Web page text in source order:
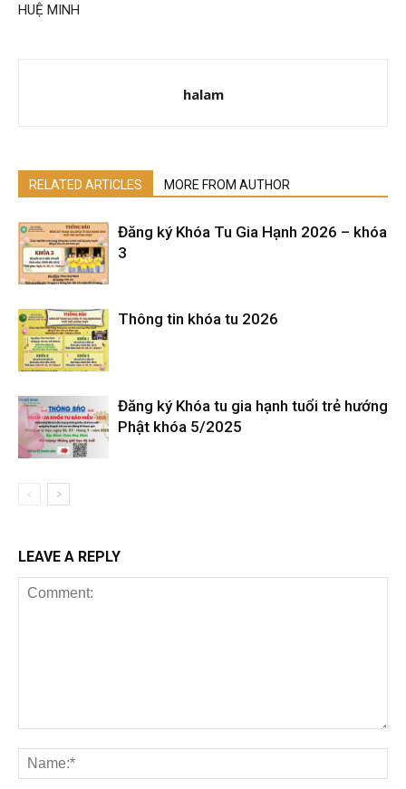
HUỆ MINH
halam
RELATED ARTICLES MORE FROM AUTHOR
Đăng ký Khóa Tu Gia Hạnh 2026 – khóa
3
Thông tin khóa tu 2026
Đăng ký Khóa tu gia hạnh tuổi trẻ hướng
Phật khóa 5/2025
LEAVE A REPLY